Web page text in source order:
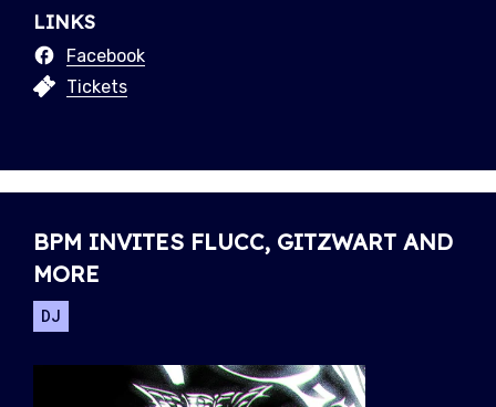
LINKS
Facebook
Tickets
BPM INVITES FLUCC, GITZWART AND
MORE
DJ